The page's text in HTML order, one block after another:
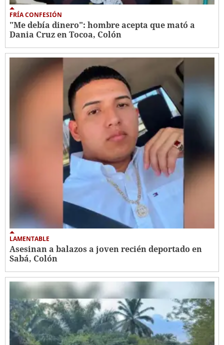
FRÍA CONFESIÓN
"Me debía dinero": hombre acepta que mató a
Dania Cruz en Tocoa, Colón
LAMENTABLE
Asesinan a balazos a joven recién deportado en
Sabá, Colón